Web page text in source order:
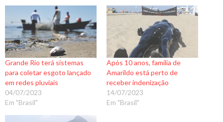
Grande Rio terá sistemas
para coletar esgoto lançado
em redes pluviais
04/07/2023
Em "Brasil"
Após 10 anos, família de
Amarildo está perto de
receber indenização
14/07/2023
Em "Brasil"